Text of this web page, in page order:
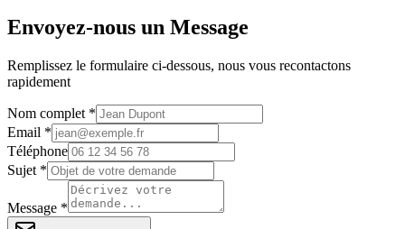
Envoyez-nous un Message
Remplissez le formulaire ci-dessous, nous vous recontactons
rapidement
Nom complet *
Email *
Téléphone
Sujet *
Message *